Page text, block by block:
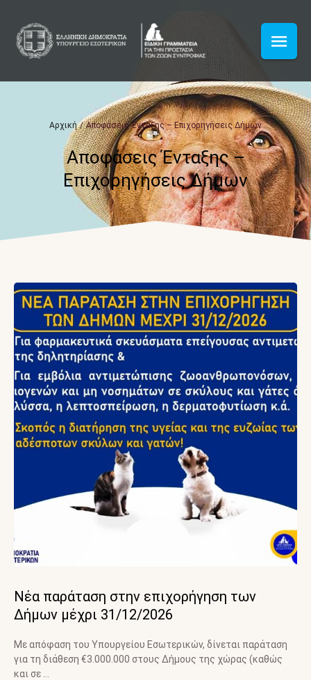
Αρχική / Αποφάσεις Ένταξης – Επιχορηγήσεις Δήμων
Αποφάσεις Ένταξης –
Επιχορηγήσεις Δήμων
Νέα παράταση στην επιχορήγηση των
Δήμων μέχρι 31/12/2026
Με απόφαση του Υπουργείου Εσωτερικών, δίνεται παράταση
για τη διάθεση €3.000.000 στους Δήμους της χώρας (καθώς
και σε …